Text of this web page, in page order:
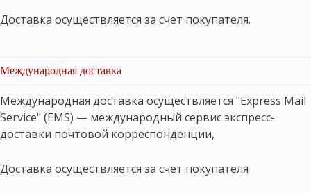
Доставка осуществляется за счет покупателя.
Международная доставка
Международная доставка осуществляется "Express Mail
Service" (EMS) — международный сервис экспресс-
доставки почтовой корреспонденции,
Доставка осуществляется за счет покупателя